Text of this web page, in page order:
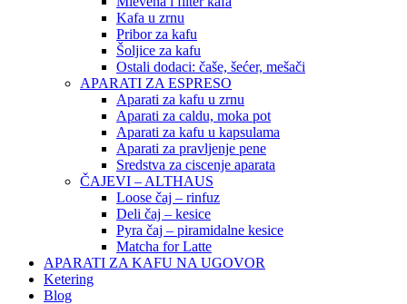
Kafa u zrnu
Pribor za kafu
Šoljice za kafu
Ostali dodaci: čaše, šećer, mešači
APARATI ZA ESPRESO
Aparati za kafu u zrnu
Aparati za caldu, moka pot
Aparati za kafu u kapsulama
Aparati za pravljenje pene
Sredstva za ciscenje aparata
ČAJEVI – ALTHAUS
Loose čaj – rinfuz
Deli čaj – kesice
Pyra čaj – piramidalne kesice
Matcha for Latte
APARATI ZA KAFU NA UGOVOR
Ketering
Blog